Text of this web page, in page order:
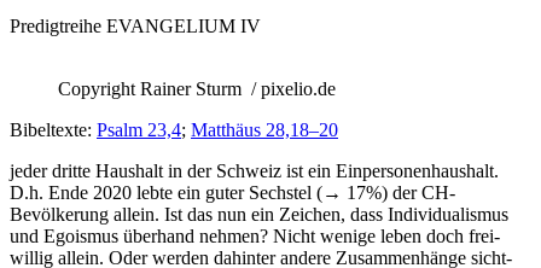
Predigtrei­he EVANGELIUM IV
Copy­right Rain­er Sturm / pixelio.de
Bibel­texte: Psalm 23,4; Matthäus 28,18–20
jed­er dritte Haushalt in der Schweiz ist ein Ein­per­so­n­en­haushalt.
D.h. Ende 2020 lebte ein guter Sech­s­tel (→ 17%) der CH-
Bevölkerung allein. Ist das nun ein Zeichen, dass Indi­vid­u­al­is­mus
und Ego­is­mus über­hand nehmen? Nicht wenige leben doch frei­
willig allein. Oder wer­den dahin­ter andere Zusam­men­hänge sicht­